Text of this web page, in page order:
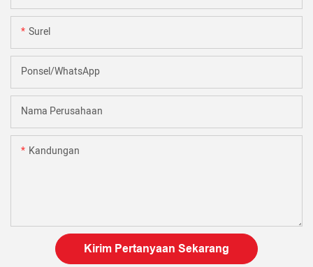
Surel
Ponsel/WhatsApp
Nama Perusahaan
Kandungan
Kirim Pertanyaan Sekarang